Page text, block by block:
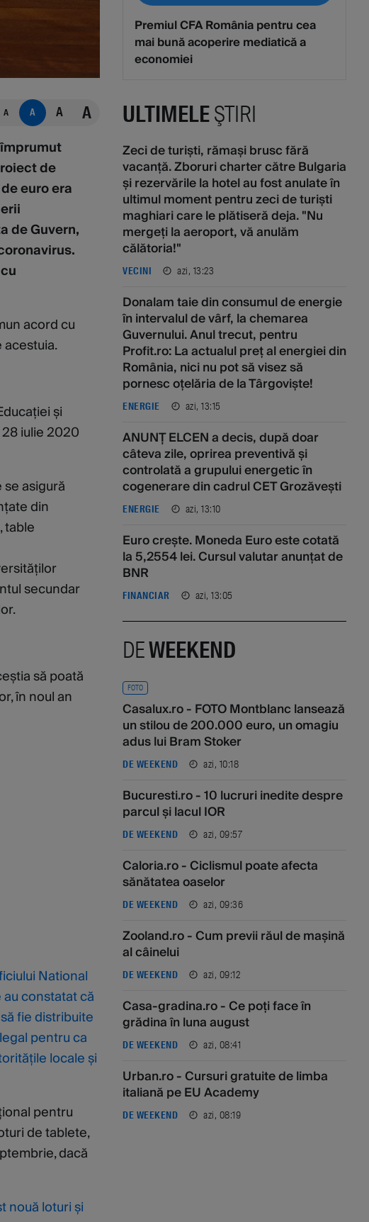
A A A
A
de
euro era
de Guvern,
acord cu
și
iulie 2020
asigură
din
table
secundar
să poată
în noul an
National
constatat că
fie distribuite
pentru ca
locale și
pentru
de tablete,
dacă
nouă loturi și
Premiul CFA România pentru cea
mai bună acoperire mediatică a
economiei
ULTIMELEŞTIRI
Zeci de turiști, rămași brusc fără
vacanță. Zboruri charter către Bulgaria
și rezervările la hotel au fost anulate în
ultimul moment pentru zeci de turiști
maghiari care le plătiseră deja. "Nu
mergeți la aeroport, vă anulăm
călătoria!"
VECINI azi, 13:23
Donalam taie din consumul de energie
în intervalul de vârf, la chemarea
Guvernului. Anul trecut, pentru
Profit.ro: La actualul preț al energiei din
România, nici nu pot să visez să
pornesc oțelăria de la Târgoviște!
ENERGIE azi, 13:15
ANUNȚ ELCEN a decis, după doar
câteva zile, oprirea preventivă și
controlată a grupului energetic în
cogenerare din cadrul CET Grozăvești
ENERGIE azi, 13:10
Euro crește. Moneda Euro este cotată
la 5,2554 lei. Cursul valutar anunțat de
BNR
FINANCIAR azi, 13:05
DEWEEKEND
FOTO
Casalux.ro - FOTO Montblanc lansează
un stilou de 200.000 euro, un omagiu
adus lui Bram Stoker
DE WEEKEND azi, 10:18
Bucuresti.ro - 10 lucruri inedite despre
parcul și lacul IOR
DE WEEKEND azi, 09:57
Caloria.ro - Ciclismul poate afecta
sănătatea oaselor
DE WEEKEND azi, 09:36
Zooland.ro - Cum previi răul de mașină
al câinelui
DE WEEKEND azi, 09:12
Casa-gradina.ro - Ce poți face în
grădina în luna august
DE WEEKEND azi, 08:41
Urban.ro - Cursuri gratuite de limba
italiană pe EU Academy
DE WEEKEND azi, 08:19